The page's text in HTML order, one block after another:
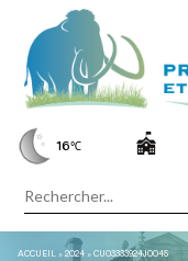
16℃
ACCUEIL »2024 »CU03333924J0045